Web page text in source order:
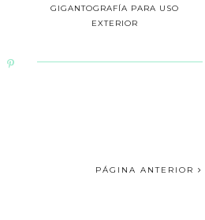
GIGANTOGRAFÍA PARA USO
EXTERIOR
PÁGINA ANTERIOR